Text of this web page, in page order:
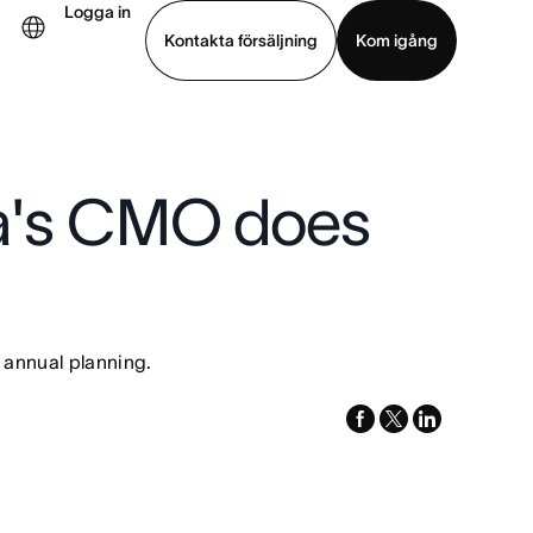
Logga in
Kontakta försäljning
Kom igång
CMO does
planning.
facebook
x-
linkedin